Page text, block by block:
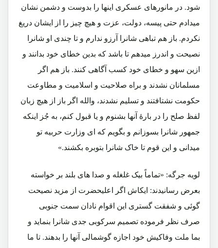
شود. در مانورهای عسکری اینها را بدوست و دشمن نشان
میدادم حتی پیسه، دولت، عزت و هیچ چیز را از ایشان دریغ
نکردم. باز هم تباهی شانرا آرزو ندارم و تا چندی او شانرا
نصیحت و اندرز میدهم تا باشد که بدین خطای خود بدانند و
ازین سهو و خطای خود کسب آگاهی کنند. باز هم اگر
مسلمانان نشدند و براه صلاحیت و اسلامیت و مطاوعت
حکومت نشتافتند و تسلیم نشدند، والله اگر باز از هیچ زبان
لفظ صلح را در بارۀ آنها بشنوم و یا قبول کنم، به جُز اینکه
جمهور شانرا بسوزانم و بگویم که ای وزارت حربیه تو
میدانی و این قوم تا خاک شانرا بتوبره بکشند.»
لویه جرگه: «تماماً بیک غلغله و صدا های بلند بر خواسته
بعرض رسانیدند: ایکاش اگر اعلیحضرت از مزید نصیحت
گوئی و شفقت گستری این اقوام نادان سمت جنوبی
صرف نظر فرموده تصمیم سرکوبی جدی شانرا بنماید و
بما ملت وفاکیش خود اجازه گوشمالی آنها را بدهند. تا ما